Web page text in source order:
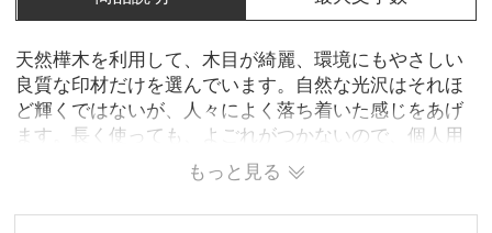
天然樺木を利用して、木目が綺麗、環境にもやさしい
良質な印材だけを選んでいます。自然な光沢はそれほ
ど輝くではないが、人々によく落ち着いた感じをあげ
ます。長く使っても、よごれがつかないので、個人用
も、会社用もオススメです。
もっと見る